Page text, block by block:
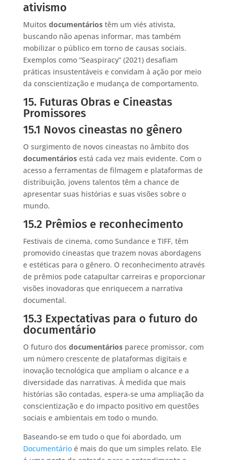
ativismo
Muitos documentáriostêm um viés ativista,
buscando não apenas informar, mas também
mobilizar o público em torno de causas sociais.
Exemplos como “Seaspiracy” (2021) desafiam
práticas insustentáveis e convidam à ação por meio
da conscientização e mudança de comportamento.
15. Futuras Obras e Cineastas
Promissores
15.1 Novos cineastas no gênero
O surgimento de novos cineastas no âmbito dos
documentáriosestá cada vez mais evidente. Com o
acesso a ferramentas de filmagem e plataformas de
distribuição, jovens talentos têm a chance de
apresentar suas histórias e suas visões sobre o
mundo.
15.2 Prêmios e reconhecimento
Festivais de cinema, como Sundance e TIFF, têm
promovido cineastas que trazem novas abordagens
e estéticas para o gênero. O reconhecimento através
de prêmios pode catapultar carreiras e proporcionar
visões inovadoras que enriquecem a narrativa
documental.
15.3 Expectativas para o futuro do
documentário
O futuro dos documentáriosparece promissor, com
um número crescente de plataformas digitais e
inovação tecnológica que ampliam o alcance e a
diversidade das narrativas. À medida que mais
histórias são contadas, espera-se uma ampliação da
conscientização e do impacto positivo em questões
sociais e ambientais em todo o mundo.
Baseando-se em tudo o que foi abordado, um
Documentárioé mais do que um simples relato. Ele